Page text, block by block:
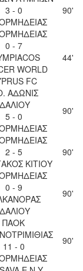
3 - 0
90'
0 - 7
WORLD
FC
44'
ΑΔΩΝΙΣ
5 - 0
90'
2 - 5
ΚΙΤΙΟΥ
90'
0 - 9
90'
ΠΑΟΚ
11 - 0
90'